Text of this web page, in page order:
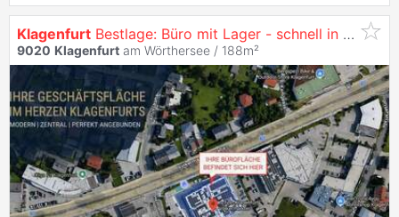
Klagenfurt Bestlage: Büro mit Lager - schnell in der City & auf der Autobahn!
9020 Klagenfurt am Wörthersee / 188m²